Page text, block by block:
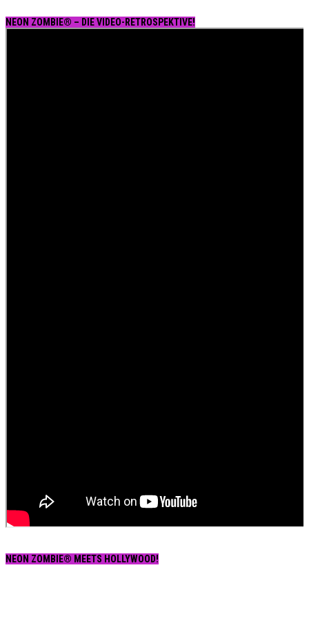
NEON ZOMBIE® – DIE VIDEO-RETROSPEKTIVE!
NEON ZOMBIE® MEETS HOLLYWOOD!